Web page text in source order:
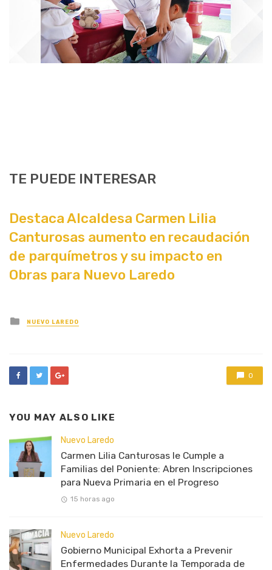
TE PUEDE INTERESAR
Destaca Alcaldesa Carmen Lilia
Canturosas aumento en recaudación
de parquímetros y su impacto en
Obras para Nuevo Laredo
Posted
in
NUEVO LAREDO
0
YOU MAY ALSO LIKE
Nuevo Laredo
Carmen Lilia Canturosas le Cumple a
Familias del Poniente: Abren Inscripciones
para Nueva Primaria en el Progreso
15 horas ago
Nuevo Laredo
Gobierno Municipal Exhorta a Prevenir
Enfermedades Durante la Temporada de